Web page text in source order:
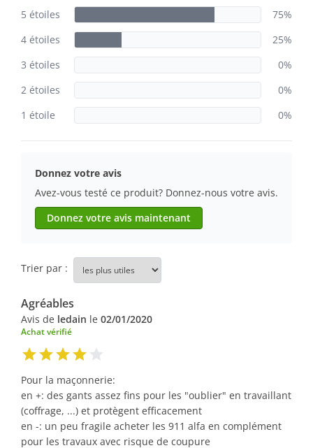
5 étoiles
75%
4 étoiles
25%
3 étoiles
0%
2 étoiles
0%
1 étoile
0%
Donnez votre avis
Avez-vous testé ce produit? Donnez-nous votre avis.
Donnez votre avis maintenant
Trier par :
Agréables
Avis de ledain le 02/01/2020
Achat vérifié
Pour la maçonnerie:
en +: des gants assez fins pour les "oublier" en travaillant
(coffrage, ...) et protègent efficacement
en -: un peu fragile acheter les 911 alfa en complément
pour les travaux avec risque de coupure